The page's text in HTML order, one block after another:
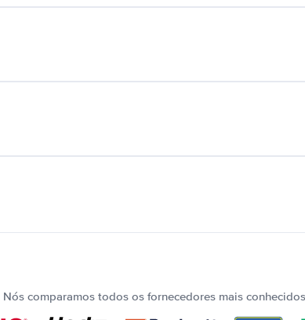
Nós comparamos todos os fornecedores mais conhecidos